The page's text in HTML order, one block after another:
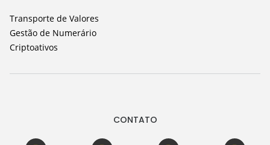
Transporte de Valores
Gestão de Numerário
Criptoativos
CONTATO